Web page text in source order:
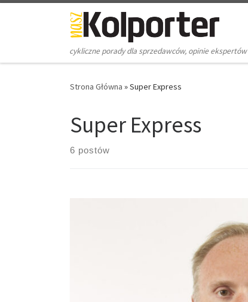
Skip to content
cykliczne porady dla sprzedawców, opinie ekspertów
Strona Główna »Super Express
Super Express
6 postów